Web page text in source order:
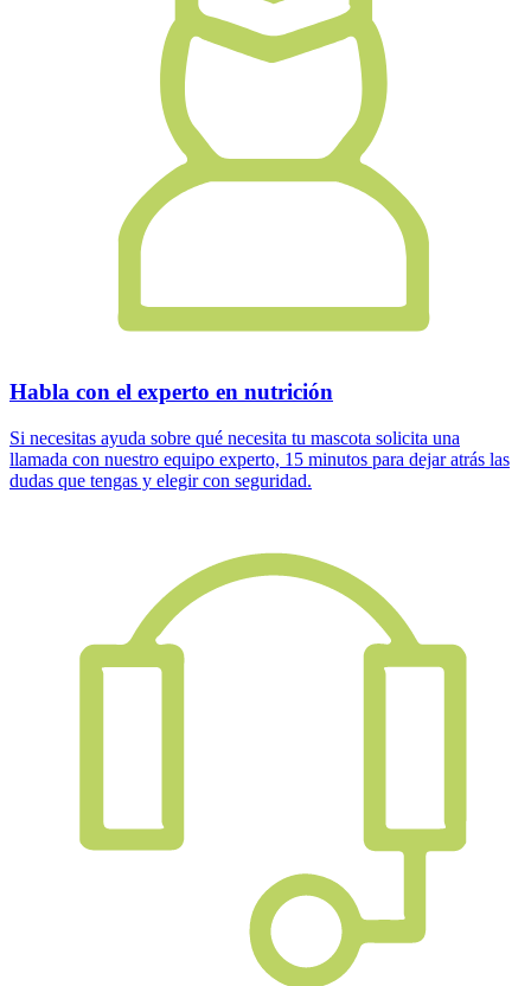
Habla con el experto en nutrición
Si necesitas ayuda sobre qué necesita tu mascota solicita una
llamada con nuestro equipo experto, 15 minutos para dejar atrás las
dudas que tengas y elegir con seguridad.